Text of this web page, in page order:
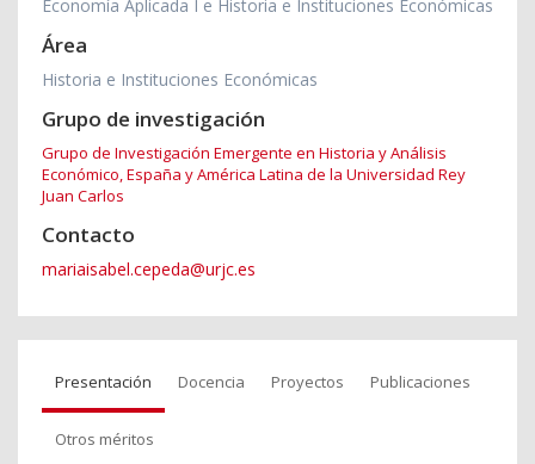
Economía Aplicada I e Historia e Instituciones Económicas
Área
Historia e Instituciones Económicas
Grupo de investigación
Grupo de Investigación Emergente en Historia y Análisis
Económico, España y América Latina de la Universidad Rey
Juan Carlos
Contacto
mariaisabel.cepeda@urjc.es
Presentación Docencia Proyectos Publicaciones
Otros méritos